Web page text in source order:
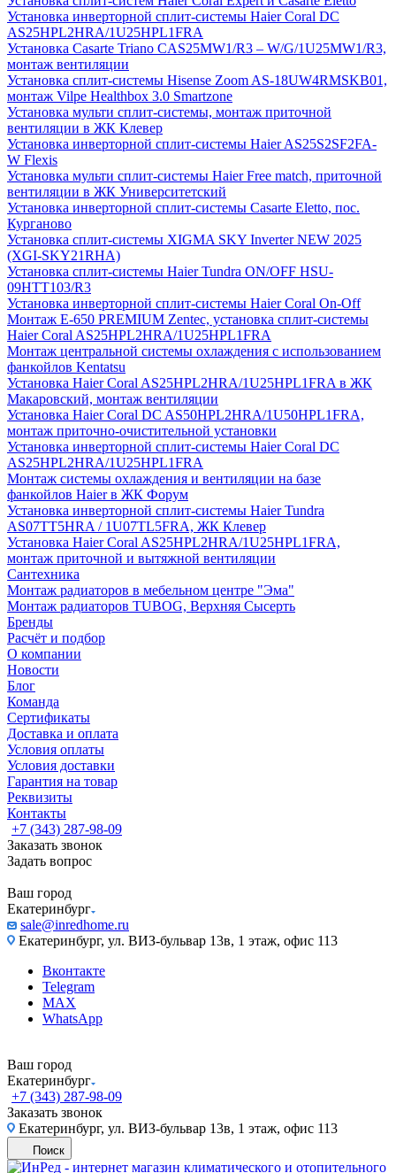
Установка инверторной сплит-системы Haier Coral DC
AS25HPL2HRA/1U25HPL1FRA
Установка Casarte Triano CAS25MW1/R3 – W/G/1U25MW1/R3,
монтаж вентиляции
Установка сплит-системы Hisense Zoom AS-18UW4RMSKB01,
монтаж Vilpe Healthbox 3.0 Smartzone
Установка мульти сплит-системы, монтаж приточной
вентиляции в ЖК Клевер
Установка инверторной сплит-системы Haier AS25S2SF2FA-
W Flexis
Установка мульти сплит-системы Haier Free match, приточной
вентиляции в ЖК Университетский
Установка инверторной сплит-системы Casarte Eletto, пос.
Курганово
Установка сплит-системы XIGMA SKY Inverter NEW 2025
(XGI-SKY21RHA)
Установка сплит-системы Haier Tundra ON/OFF HSU-
09HTT103/R3
Установка инверторной сплит-системы Haier Coral On-Off
Монтаж E-650 PREMIUM Zentec, установка сплит-системы
Haier Coral AS25HPL2HRA/1U25HPL1FRA
Монтаж центральной системы охлаждения с использованием
фанкойлов Kentatsu
Установка Haier Coral AS25HPL2HRA/1U25HPL1FRA в ЖК
Макаровский, монтаж вентиляции
Установка Haier Coral DC AS50HPL2HRA/1U50HPL1FRA,
монтаж приточно-очистительной установки
Установка инверторной сплит-системы Haier Coral DC
AS25HPL2HRA/1U25HPL1FRA
Монтаж системы охлаждения и вентиляции на базе
фанкойлов Haier в ЖК Форум
Установка инверторной сплит-системы Haier Tundra
AS07TT5HRA / 1U07TL5FRA, ЖК Клевер
Установка Haier Coral AS25HPL2HRA/1U25HPL1FRA,
монтаж приточной и вытяжной вентиляции
Сантехника
Монтаж радиаторов в мебельном центре "Эма"
Монтаж радиаторов TUBOG, Верхняя Сысерть
Бренды
Расчёт и подбор
О компании
Новости
Блог
Команда
Сертификаты
Доставка и оплата
Условия оплаты
Условия доставки
Гарантия на товар
Реквизиты
Контакты
+7 (343) 287-98-09
Заказать звонок
Задать вопрос
Ваш город
Екатеринбург
sale@inredhome.ru
Екатеринбург, ул. ВИЗ-бульвар 13в, 1 этаж, офис 113
Вконтакте
Telegram
MAX
WhatsApp
Ваш город
Екатеринбург
+7 (343) 287-98-09
Заказать звонок
Екатеринбург, ул. ВИЗ-бульвар 13в, 1 этаж, офис 113
Поиск